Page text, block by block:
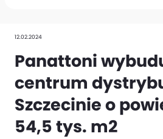
12.02.2024
Panattoni
centrum
Szczecinie o
54,5 tys. m2